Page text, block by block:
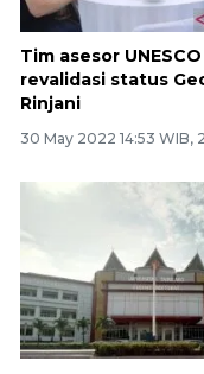
Tim asesor UNESCO
revalidasi status
Rinjani
30 May 2022 14:53 WIB,